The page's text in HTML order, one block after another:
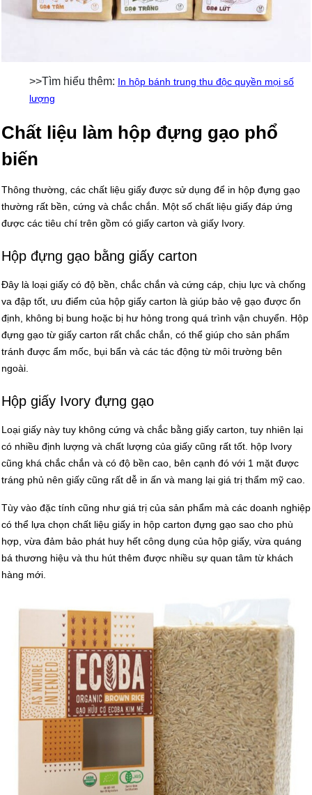
>>Tìm hiểu thêm: In hộp bánh trung thu độc quyền mọi số
lượng
Chất liệu làm hộp đựng gạo phổ
biến
Thông thường, các chất liệu giấy được sử dụng để in hộp đựng gạo
thường rất bền, cứng và chắc chắn. Một số chất liệu giấy đáp ứng
được các tiêu chí trên gồm có giấy carton và giấy Ivory.
Hộp đựng gạo bằng giấy carton
Đây là loại giấy có độ bền, chắc chắn và cứng cáp, chịu lực và chống
va đập tốt, ưu điểm của hộp giấy carton là giúp bảo vệ gạo được ổn
định, không bị bung hoặc bị hư hỏng trong quá trình vận chuyển. Hộp
đựng gạo từ giấy carton rất chắc chắn, có thể giúp cho sản phẩm
tránh được ẩm mốc, bụi bẩn và các tác động từ môi trường bên
ngoài.
Hộp giấy Ivory đựng gạo
Loại giấy này tuy không cứng và chắc bằng giấy carton, tuy nhiên lại
có nhiều định lượng và chất lượng của giấy cũng rất tốt. hộp Ivory
cũng khá chắc chắn và có độ bền cao, bên cạnh đó với 1 mặt được
tráng phủ nên giấy cũng rất dễ in ấn và mang lại giá trị thẩm mỹ cao.
Tùy vào đặc tính cũng như giá trị của sản phẩm mà các doanh nghiệp
có thể lựa chọn chất liệu giấy in hộp carton đựng gạo sao cho phù
hợp, vừa đảm bảo phát huy hết công dụng của hộp giấy, vừa quáng
bá thương hiệu và thu hút thêm được nhiều sự quan tâm từ khách
hàng mới.